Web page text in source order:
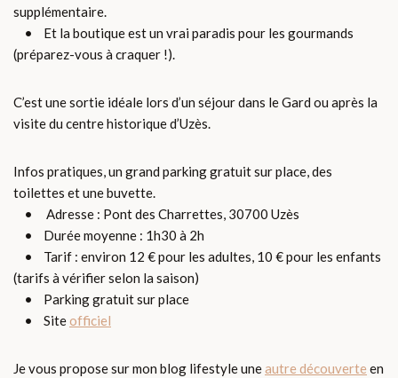
supplémentaire.
• Et la boutique est un vrai paradis pour les gourmands
(préparez-vous à craquer !).
C’est une sortie idéale lors d’un séjour dans le Gard ou après la
visite du centre historique d’Uzès.
Infos pratiques, un grand parking gratuit sur place, des
toilettes et une buvette.
• Adresse : Pont des Charrettes, 30700 Uzès
• Durée moyenne : 1h30 à 2h
• Tarif : environ 12 € pour les adultes, 10 € pour les enfants
(tarifs à vérifier selon la saison)
• Parking gratuit sur place
• Siteofficiel
Je vous propose sur mon blog lifestyle uneautre découverte en